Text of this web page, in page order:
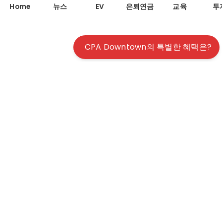
Home 뉴스 EV 은퇴연금 교육 투
CPA Downtown의 특별한 혜택은?